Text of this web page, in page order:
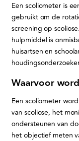
Een scoliometer is
gebruikt om de
screening op
hulpmiddel is
huisartsen en
Waarvoor
⁠Een scoliometer
van scoliose, het
ondersteunen van
het objectief meten